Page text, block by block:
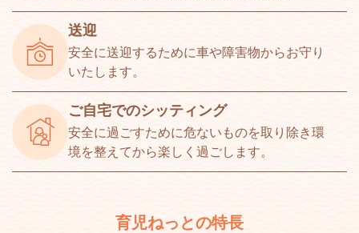
送迎
安全に送迎するために車や障害物からお守り
いたします。
ご自宅でのシッティング
安全に過ごすために危ないものを取り除き環
境を整えてから楽しく過ごします。
育児ねっとの特長